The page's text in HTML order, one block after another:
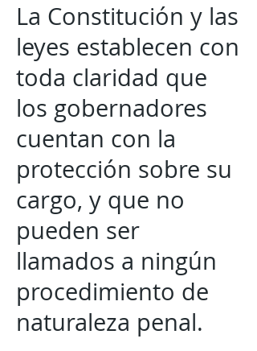
La Constitución y las
leyes establecen con
toda claridad que
los gobernadores
cuentan con la
protección sobre su
cargo, y que no
pueden ser
llamados a ningún
procedimiento de
naturaleza penal.